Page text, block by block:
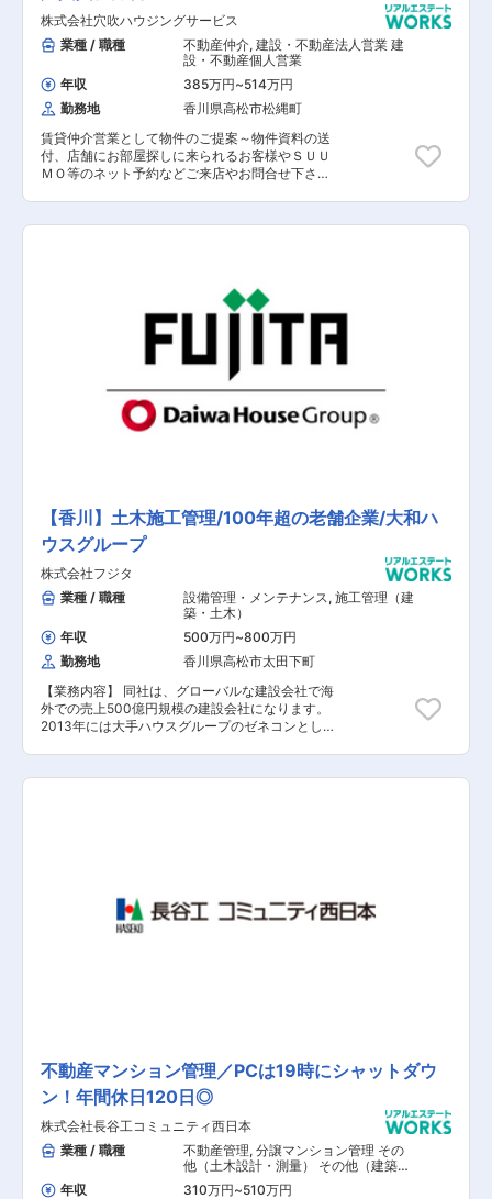
練・総会等イベントの企画・運営などを行いま
す。建物のことをよく知り、細かいケアができる
「プロ」の窓口として、お客様に接する仕事で
す。 充実した研修制度に加えて、フレックス制度
の導入により一人一人が効率的に働ける環境があ
ります。 同社では長期雇用によるキャリア形成を
図るため、今回の募集は40歳までと致します。
株式会社穴吹ハウジングサービス
業種 / 職種
不動産仲介, 建設・不動産法人営業 建
設・不動産個人営業
年収
385万円~514万円
勤務地
香川県高松市松縄町
賃貸仲介営業として物件のご提案～物件資料の送
付、店舗にお部屋探しに来られるお客様やＳＵＵ
ＭＯ等のネット予約などご来店やお問合せ下さっ
件検索システムから条件に合う物件の提案 ■県外
やお客様の情報を入力 ■契約書類の作成 ■契約業
務 ■重要事項説明 ■ライフラインのご案内 ■鍵
の受け渡し ■写真・動画の撮影
【香川】土木施工管理/100年超の老舗企業/大和ハ
ウスグループ
株式会社フジタ
業種 / 職種
設備管理・メンテナンス, 施工管理（建
築・土木）
年収
500万円~800万円
勤務地
香川県高松市太田下町
【業務内容】 同社は、グローバルな建設会社で海
外での売上500億円規模の建設会社になります。
2013年には大手ハウスグループのゼネコンとし
て、施工管理業務全般をお任せ致します。 建設工
高い成長率を維持しながら躍進を続けておりま
す。 今回の配属ポジションではマネジメント能
力・組織を牽引する強いリーダーシップが求めら
速化させる計画を立てています。
不動産マンション管理／PCは19時にシャットダウ
ン！年間休日120日◎
株式会社長谷工コミュニティ西日本
業種 / 職種
不動産管理, 分譲マンション管理 その
他（土木設計・測量） その他（建築設
計・積算）
年収 310万円~510万円